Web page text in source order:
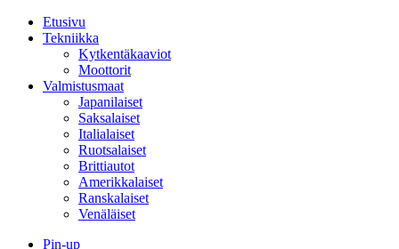
Etusivu
Tekniikka
Kytkentäkaaviot
Moottorit
Valmistusmaat
Japanilaiset
Saksalaiset
Italialaiset
Ruotsalaiset
Brittiautot
Amerikkalaiset
Ranskalaiset
Venäläiset
Pin-up